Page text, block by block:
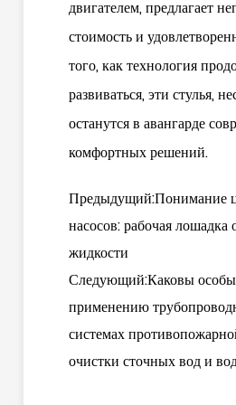
двигателем, предлагает
стоимость и
того, как технология
развиваться, эти стулья,
останутся в авангарде
комфортных решений.
Предыдущий:Понимание
насосов: рабочая лошадка
жидкости
Следующий:Каковы
применению
системах
очистки сточных вод и